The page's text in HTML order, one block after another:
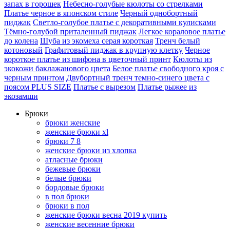
запах в горошек Небесно-голубые кюлоты со стрелками
Платье черное в японском стиле Черный однобортный
пиджак Светло-голубое платье с декоративными кулисками
Тёмно-голубой приталенный пиджак Легкое кораловое платье
до колена Шуба из экомеха серая короткая Тренч белый
котоновый Графитовый пиджак в крупную клетку Черное
короткое платье из шифона в цветочный принт Кюлоты из
экокожи баклажанового цвета Белое платье свободного кроя с
черным принтом Двубортный тренч темно-синего цвета с
поясом PLUS SIZE Платье с вырезом Платье рыжее из
экозамши
Брюки
брюки женские
женские брюки xl
брюки 7 8
женские брюки из хлопка
атласные брюки
бежевые брюки
белые брюки
бордовые брюки
в пол брюки
брюки в пол
женские брюки весна 2019 купить
женские весенние брюки